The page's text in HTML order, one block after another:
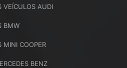
VEÍCULOS AUDI
BMW
MINI COOPER
BENZ